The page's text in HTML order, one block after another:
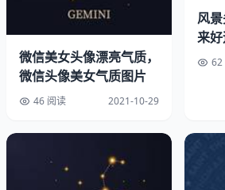
出不同月份的五行元素和运势特点。
新的开始和机遇，属于木元素，而六
属于火元素。在流月才才中，因此也
属性和运势特点，为当月出生的人提
除了按照农历月份推算，流月才才也
中，也会将人的出生年份和年份所代
微信美女头像漂亮气质，
微信头像美女气质图片
46 阅读 2021-10-29
风
来
信62